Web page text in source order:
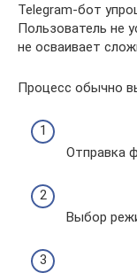
Telegram-бот
Пользователь не
не осваивает
Процесс обычно
Отправка
Выбор